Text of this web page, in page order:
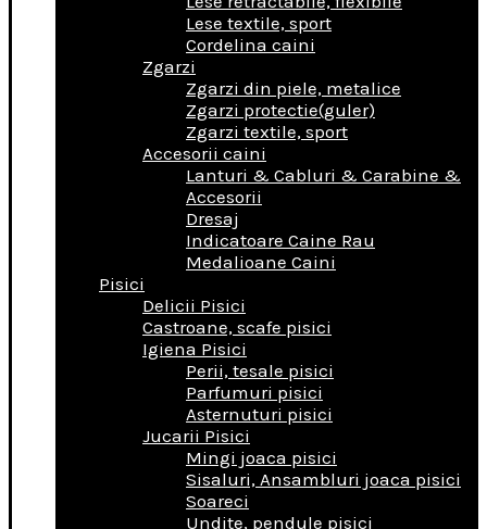
Lese textile, sport
Cordelina caini
Zgarzi
Zgarzi din piele, metalice
Zgarzi protectie(guler)
Zgarzi textile, sport
Accesorii caini
Lanturi & Cabluri & Carabine &
Accesorii
Dresaj
Indicatoare Caine Rau
Medalioane Caini
Pisici
Delicii Pisici
Castroane, scafe pisici
Igiena Pisici
Perii, tesale pisici
Parfumuri pisici
Asternuturi pisici
Jucarii Pisici
Mingi joaca pisici
Sisaluri, Ansambluri joaca pisici
Soareci
Undite, pendule pisici